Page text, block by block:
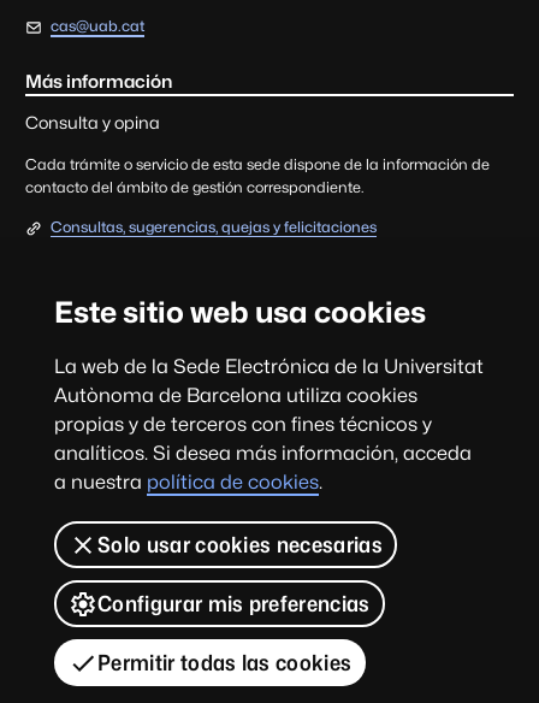
Este sitio web usa cookies
La web de la Sede Electrónica de la Universitat
Autònoma de Barcelona utiliza cookies
propias y de terceros con fines técnicos y
analíticos. Si desea más información, acceda
a nuestra política de cookies.
Solo usar cookies necesarias
Configurar mis preferencias
Permitir todas las cookies
cas@uab.cat
Más información
Consulta y opina
Cada trámite o servicio de esta sede dispone de la información de
contacto del ámbito de gestión correspondiente.
Consultas, sugerencias, quejas y felicitaciones
Universitat Autònoma de Barcelona
Fecha y hora oficiales Actualiza
Accesibilidad web
La sede electrónica es la dirección electrónica de la
Universidad a través de la cual los miembros de la comunidad
universitaria y terceros pueden acceder a la información,
© 2026 Universitat Autònoma de Barcelona - Seu Electrònica